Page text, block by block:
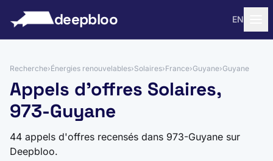
deepbloo EN
Recherche›Énergies renouvelables›Solaires›France›Guyane›Guyane
Appels d'offres Solaires,
973-Guyane
44 appels d'offres recensés dans 973-Guyane sur
Deepbloo.